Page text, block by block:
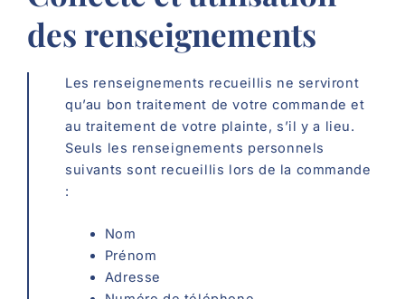
des renseignements
Les renseignements recueillis ne serviront
qu’au bon traitement de votre commande et
au traitement de votre plainte, s’il y a lieu.
Seuls les renseignements personnels
suivants sont recueillis lors de la commande
:
Nom
Prénom
Adresse